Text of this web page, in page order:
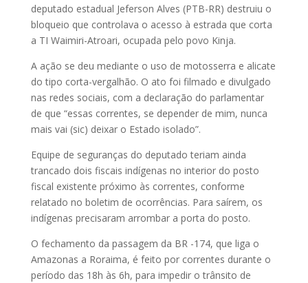
deputado estadual Jeferson Alves (PTB-RR) destruiu o
bloqueio que controlava o acesso à estrada que corta
a TI Waimiri-Atroari, ocupada pelo povo Kinja.
A ação se deu mediante o uso de motosserra e alicate
do tipo corta-vergalhão. O ato foi filmado e divulgado
nas redes sociais, com a declaração do parlamentar
de que “essas correntes, se depender de mim, nunca
mais vai (sic) deixar o Estado isolado”.
Equipe de seguranças do deputado teriam ainda
trancado dois fiscais indígenas no interior do posto
fiscal existente próximo às correntes, conforme
relatado no boletim de ocorrências. Para saírem, os
indígenas precisaram arrombar a porta do posto.
O fechamento da passagem da BR -174, que liga o
Amazonas a Roraima, é feito por correntes durante o
período das 18h às 6h, para impedir o trânsito de